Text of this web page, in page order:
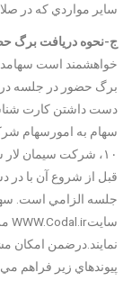
ساير مواردي که در
ج-نحوه دریافت برگ
خواهشمند است
دست داشتن کارت
سهام به امورسهام
۱۰، شرکت سيمان
قبل از شروع آن با
جلسه الزامي است.
نمايند.درضمن امکان
پيوندهاي زير فراهم